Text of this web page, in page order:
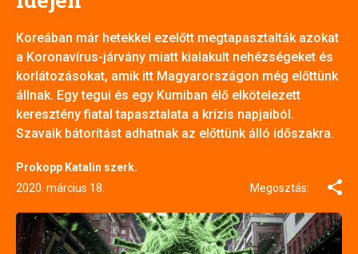
Koreában már hetekkel ezelőtt megtapasztalták azokat
a Koronavírus-járvány miatt kialakult nehézségeket és
korlátozásokat, amik itt Magyarországon még előttünk
állnak. Egy tegui és egy Kumiban élő elkötelezett
keresztény fiatal tapasztalata a krízis napjaiból.
Szavaik bátorítást adhatnak az előttünk álló időszakra.
Prokopp Katalin szerk.
2020. március 18.
Megosztás: